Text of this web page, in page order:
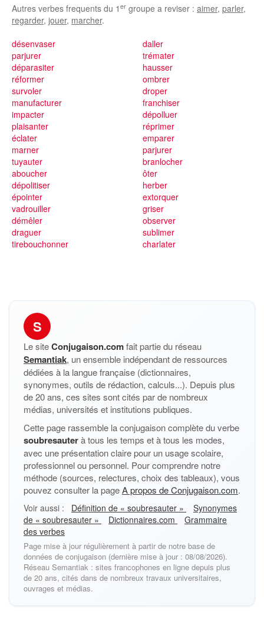
Autres verbes frequents du 1 er groupe a reviser : aimer, parler,
regarder, jouer, marcher.
désenvaser
parjurer
déparasiter
réformer
survoler
manufacturer
impacter
plaisanter
éclater
daller
trémater
hausser
ombrer
droper
franchiser
dépolluer
réprimer
emparer
marner
tuyauter
aboucher
dépolitiser
épointer
vadrouiller
démêler
draguer
tirebouchonner
parjurer
branlocher
ôter
herber
extorquer
griser
observer
sublimer
charlater
S
Le siteConjugaison.comfait partie du réseau
Semantiak, un ensemble indépendant de ressources
dédiées à la langue française (dictionnaires,
synonymes, outils de rédaction, calculs...). Depuis plus
de 20 ans, ces sites sont cités par de nombreux
médias, universités et institutions publiques.
Cette page rassemble la conjugaison complète du verbe
soubresauterà tous les temps et à tous les modes,
avec une présentation claire pour un usage scolaire,
professionnel ou personnel. Pour comprendre notre
méthode (sources, relectures, choix des tableaux), vous
pouvez consulter la pageA propos de Conjugaison.com.
Voir aussi : Définition de « soubresauter »
Synonymes
de « soubresauter »
Dictionnaires.com
Grammaire
des verbes
Page mise à jour régulièrement à partir de notre base de
données de conjugaison (dernière mise à jour : 08/08/2026).
Réseau Semantiak : sites francophones en ligne depuis plus
de 20 ans, cités dans de nombreux travaux universitaires,
ouvrages et médias.